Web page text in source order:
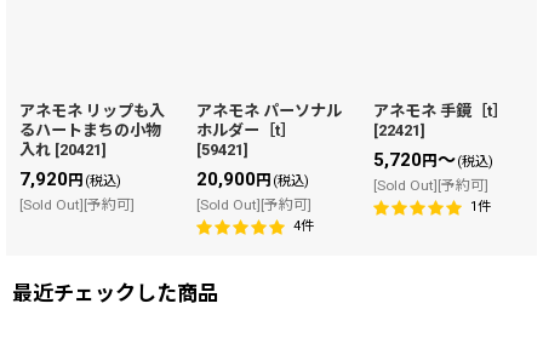
アネモネ リップも入
るハートまちの小物
入れ [20421]
7,920円 (税込)
[Sold Out][予約可]
アネモネ パーソナル
ホルダー［t］
[59421]
20,900円 (税込)
[Sold Out][予約可]
4件
アネモネ 手鏡［t］
[22421]
5,720円～(税込)
[Sold Out][予約可]
1件
最近チェックした商品